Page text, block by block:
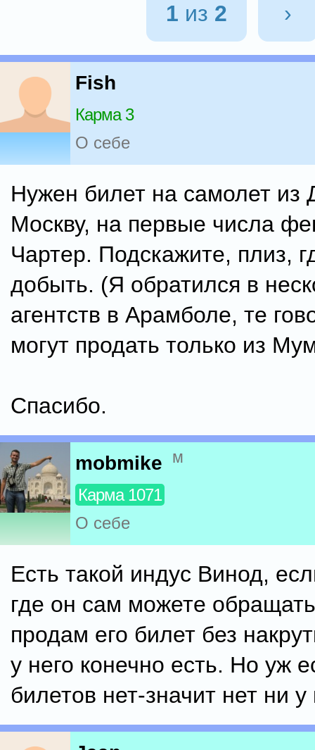
1 из 2 ›
Fish
Карма 3
О себе
Нужен билет на самолет из
Москву, на первые числа
Чартер. Подскажите, плиз,
добыть. (Я обратился в
агентств в Арамболе, те
могут продать только из
Спасибо.
mobmike м
Карма 1071
О себе
Есть такой индус Винод,
где он сам можете
продам его билет без
у него конечно есть. Но уж
билетов нет-значит нет ни у